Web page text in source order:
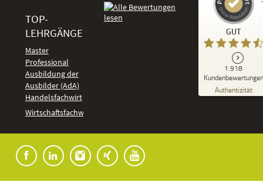
TOP-
LEHRGÄNGE
Master
Professional
Ausbildung der
Ausbilder (AdA)
Handelsfachwirt
Wirtschaftsfachwirt
GUT
1.918
Kundenbewertungen
Authentizität
Kundenbewertungen und Erfahrungen zu
DeLSt - Deutsches eLearning Studieninstitut
92
%
Empfehlungen auf
ProvenExpert.com
anderen Quellen